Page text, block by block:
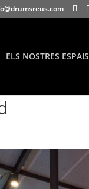
ELS NOSTRES ESPAIS